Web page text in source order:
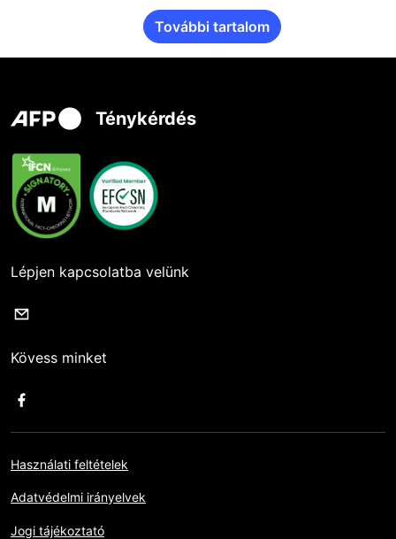
További tartalom
Ténykérdés
Lépjen kapcsolatba velünk
Kövess minket
Használati feltételek
Adatvédelmi irányelvek
Jogi tájékoztató